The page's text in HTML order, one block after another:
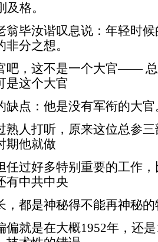
及格。
翁毕汝谐叹息说：年轻时
分之想。
吧，这不是一个大官——
这个大官
缺点：他是没有军衔的大官
熟人打听，原来这位总参
期他就做
任过好多特别重要的工作
有中共中央
，都是神秘得不能再神秘
偏就是在大概1952年，还